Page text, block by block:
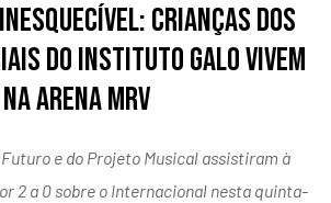
crianças dos
do Instituto Galo vivem
Arena MRV
Futuro e do Projeto Musical assistiram à
2 a 0 sobre o Internacional nesta quinta-